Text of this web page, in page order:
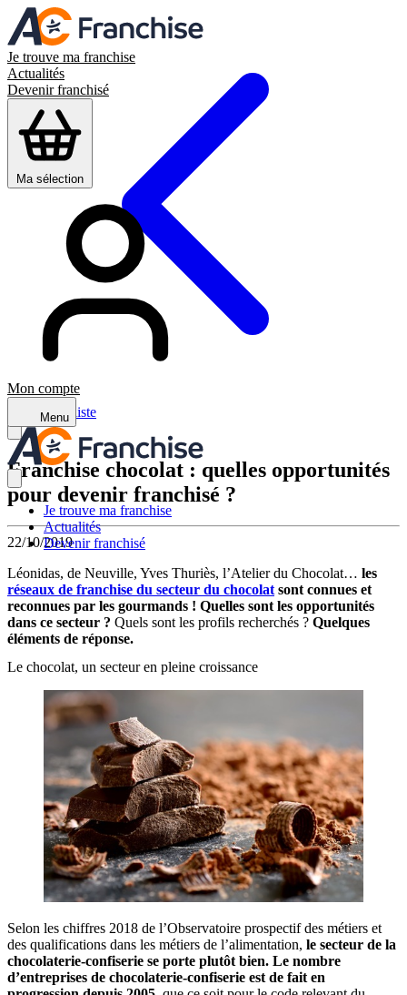
Je trouve ma franchise
Actualités
Devenir franchisé
Ma sélection
Mon compte
Menu
Je trouve ma franchise
Actualités
Devenir franchisé
Retour à la liste
Franchise chocolat : quelles opportunités
pour devenir franchisé ?
22/10/2019
Léonidas, de Neuville, Yves Thuriès, l’Atelier du Chocolat… les
réseaux de franchise du secteur du chocolat sont connues et
reconnues par les gourmands ! Quelles sont les opportunités
dans ce secteur ? Quels sont les profils recherchés ? Quelques
éléments de réponse.
Le chocolat, un secteur en pleine croissance
Selon les chiffres 2018 de l’Observatoire prospectif des métiers et
des qualifications dans les métiers de l’alimentation, le secteur de la
chocolaterie-confiserie se porte plutôt bien. Le nombre
d’entreprises de chocolaterie-confiserie est de fait en